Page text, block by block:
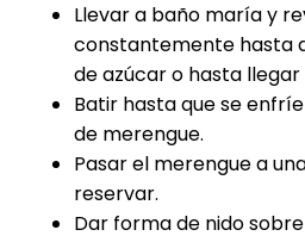
Llevar a baño maría y
constantemente hasta
de azúcar o hasta llegar
Batir hasta que se
de merengue.
Pasar el merengue a
reservar.
Dar forma de nido